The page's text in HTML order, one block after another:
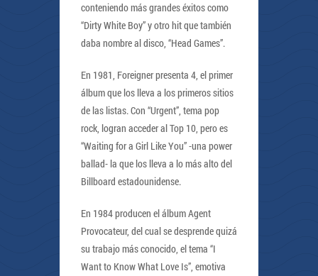
conteniendo más grandes éxitos como
“Dirty White Boy” y otro hit que también
daba nombre al disco, “Head Games”.
En 1981, Foreigner presenta 4, el primer
álbum que los lleva a los primeros sitios
de las listas. Con “Urgent”, tema pop
rock, logran acceder al Top 10, pero es
“Waiting for a Girl Like You” -una power
ballad- la que los lleva a lo más alto del
Billboard estadounidense.
En 1984 producen el álbum Agent
Provocateur, del cual se desprende quizá
su trabajo más conocido, el tema “I
Want to Know What Love Is”, emotiva